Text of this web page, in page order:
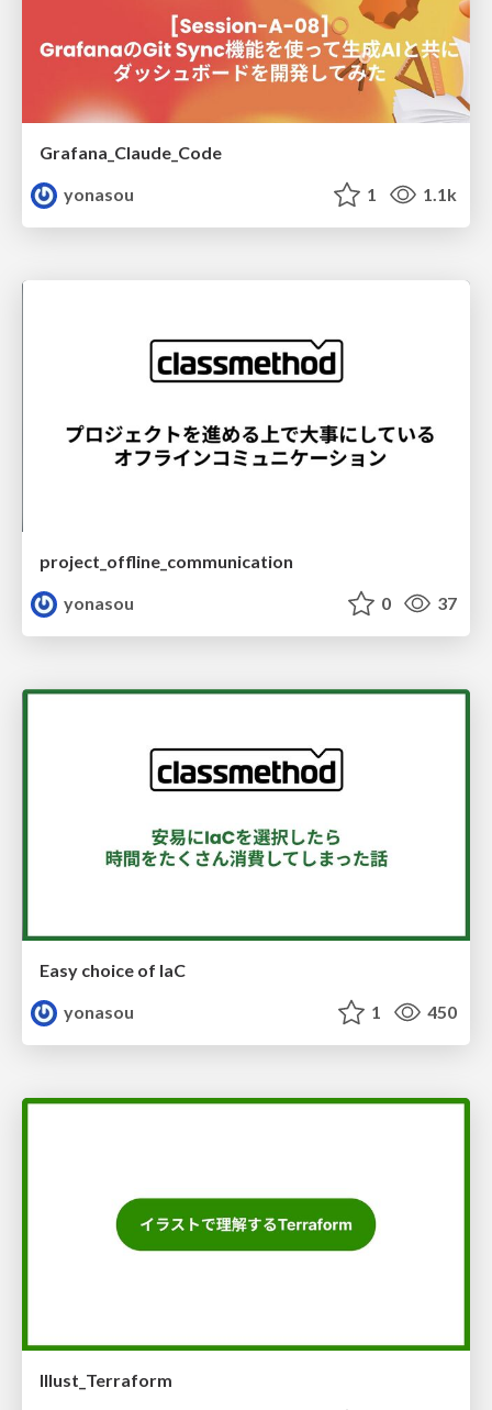
Grafana_Claude_Code
yonasou
1 1.1k
project_offline_communication
yonasou
0 37
Easy choice of IaC
yonasou
1 450
Illust_Terraform